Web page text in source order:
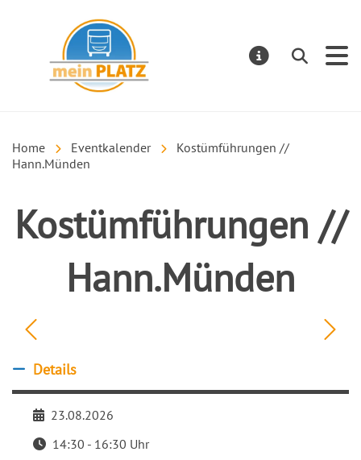
Suchen
Home Eventkalender
Kostümführungen //
Hann.Münden
Kostümführungen //
Hann.Münden
Details ausblenden
Details
Datum23.08.2026
Zeit 14:30 - 16:30 Uhr